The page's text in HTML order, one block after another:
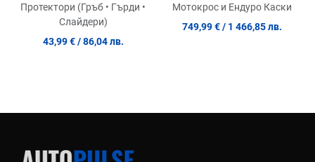
Протектори (Гръб • Гърди •
Слайдери)
43,99 € / 86,04 лв.
Мотокрос и Ендуро Каски
749,99 €/ 1 466,85 лв.